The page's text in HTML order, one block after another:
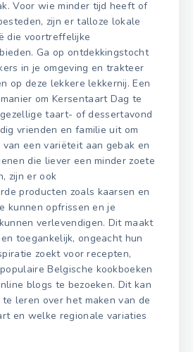
Voor wie minder tijd heeft of
zijn er talloze lokale
die voortreffelijke
Ga op ontdekkingstocht
in je omgeving en trakteer
op deze lekkere lekkernij. Een
om Kersentaart Dag te
taart- of dessertavond
vrienden en familie uit om
een variëteit aan gebak en
die liever een minder zoete
zijn er ook
producten zoals kaarsen en
kunnen opfrissen en je
verlevendigen. Dit maakt
toegankelijk, ongeacht hun
zoekt voor recepten,
Belgische kookboeken
blogs te bezoeken. Dit kan
leren over het maken van de
en welke regionale variaties